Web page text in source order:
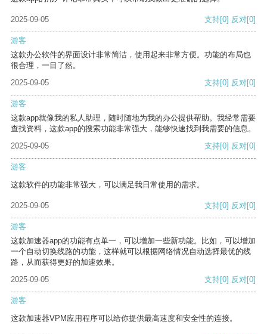
2025-09-05 支持[0] 反对[0]
游客
这款办公软件的界面设计非常简洁，使用起来非常方便。功能的布局也
很合理，一目了然。
2025-09-05
支持[0] 反对[0]
游客
这款app就像我的私人助理，随时随地为我的办公提供帮助。我经常需要
查找资料，这款app的搜索功能非常强大，能够快速找到我需要的信息。
2025-09-05
支持[0] 反对[0]
游客
这款软件的功能非常强大，可以满足我日常使用的需求。
2025-09-05 支持[0] 反对[0]
游客
这款加速器app的功能有点单一，可以增加一些新功能。比如，可以增加
一个自动切换线路的功能，这样就可以根据网络情况自动选择最优的线
路，从而获得更好的加速效果。
2025-09-05
支持[0] 反对[0]
游客
这款加速器VPM应用程序可以给你提供最高速度和安全性的连接。